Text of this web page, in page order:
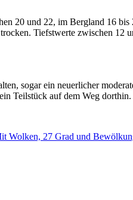
20 und 22, im Bergland 16
Tiefstwerte zwischen 12
sogar ein neuerlicher
Teilstück auf dem Weg dorthin.
Wolken, 27 Grad und